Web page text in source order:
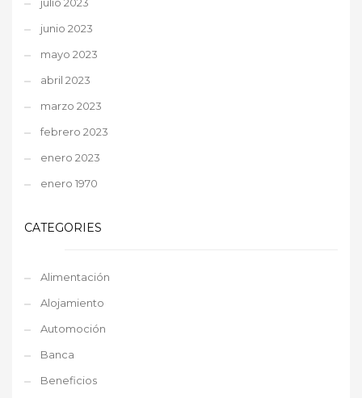
junio 2023
mayo 2023
abril 2023
marzo 2023
febrero 2023
enero 2023
enero 1970
CATEGORIES
Alimentación
Alojamiento
Automoción
Banca
Beneficios